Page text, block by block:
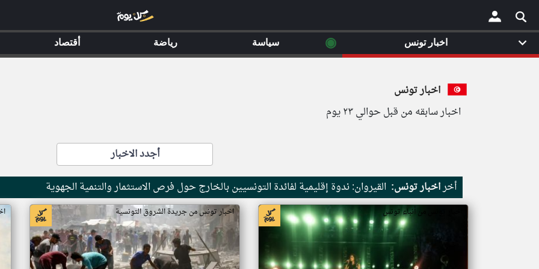
×
اخبار تونس
اخبار سابقه من قبل حوالي ٢٣ يوم
أجدد الاخبار
أخراخبار تونس: القيروان: ندوة إقليمية لفائدة التونسيين بالخارج حول فرص الاستثمار والتنمية الجهوية
اخبار تونس من أنباء تونس اخبار تونس من جريدة الشروق التونسية
اخبار تونس ◉ سياسة رياضة أقتصاد